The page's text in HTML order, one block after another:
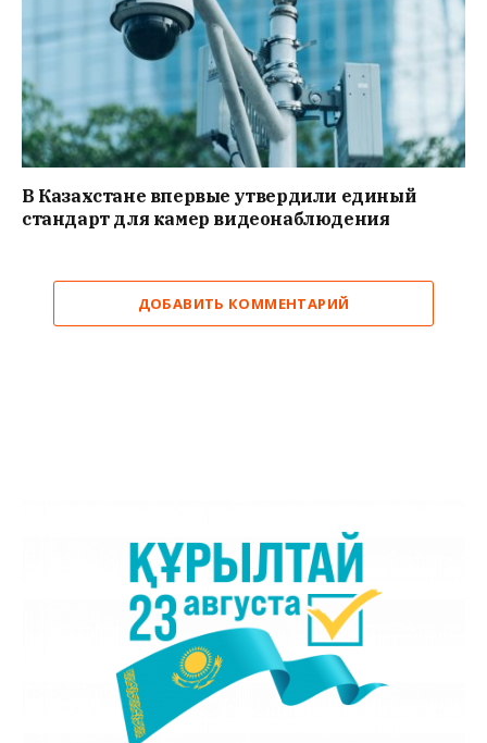
В Казахстане впервые утвердили единый
стандарт для камер видеонаблюдения
ДОБАВИТЬ КОММЕНТАРИЙ